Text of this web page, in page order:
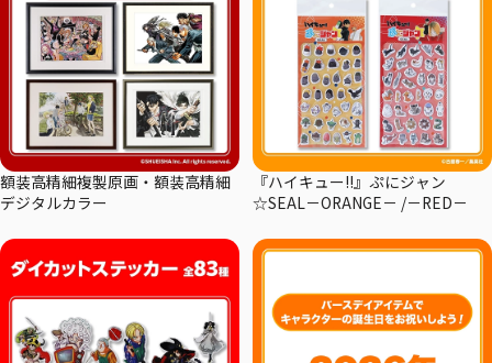
額装高精細複製原画・額装高精細
デジタルカラー
『ハイキュー!!』ぷにジャン
☆SEAL－ORANGE－ /－RED－